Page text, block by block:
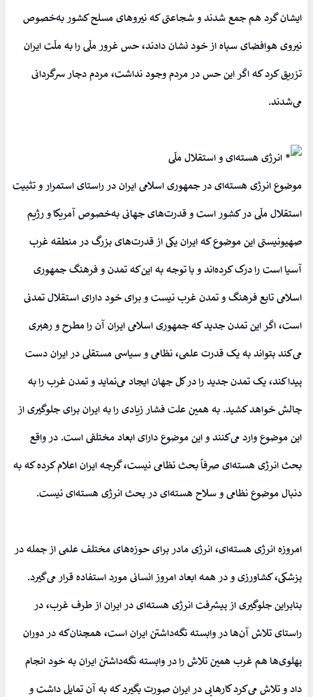
ایشان گرد هم جمع شدند و شجاعتی که نیروهای مسلح کشور به‌خصوص
نیروی هوافضای سپاه از خود نشان دادند، حس غرور ملّی را به ملّت ایران
تزریق کرد که اگر این حس در مردم وجود نداشت، مردم دچار سرگردانی
می‌شدند.
انرژی هسته‌ای و استقلال ملّی
موضوع انرژی هسته‌ای در جمهوری اسلامی ایران در راستای استمرار و تثبیت
استقلال ملّی در کشور است و قدرت‌های جهانی به‌خصوص آمریکا و رژیم
صهیونیستی این موضوع که ایران یکی از قدرت‌های بزرگ در منطقه غرب
آسیا است را درک کرده‌اند و با توجه به این‌که تمدن و فرهنگ جمهوری
اسلامی تابع فرهنگ و تمدن غرب نیست و برای خود دارای استقلال تمدنی
است، اگر این تمدن جدید که جمهوری اسلامی ایران آن را مطرح و رهبری
می‌کند بتواند به یک قدرت علمی، نظامی و سیاسی مستقلی در ایران دست
پیدا کند، یک تمدن جدید را در کل جهان ایجاد می‌نماید و تمدن غرب را به
چالش خواهد کشید. به همین علت فشار زیادی را به ایران برای جلوگیری از
این موضوع وارد می‌کنند و این موضوع دارای ابعاد مختلفی است. در واقع
بحث انرژی هسته‌ای صرفاً بحث نظامی نیست، گرچه ایران اعلام کرده که به
دنبال موضوع نظامی و سلاح هسته‌ای در بحث انرژی هسته‌ای نیست.
امروزه انرژی هسته‌ای، انرژی مادر برای حوزه‌های مختلف علمی از جمله در
پزشکی، کشاورزی و در همه ابعاد امروز انسانی مورد استفاده قرار می‌گیرد.
بنابراین جلوگیری از پیشرفت انرژی هسته‌ای در ایران از طرف غرب، در
راستای تلاش آن‌ها در وابسته نگه‌داشتن ایران است، همچنان‌که در دوران
پهلوی‌ها هم غرب همین تلاش را در وابسته نگه‌داشتن ایران به خود انجام
داد و تلاش می‌کرد کارهایی در ایران صورت بگیرد که به آن تمایل داشت و